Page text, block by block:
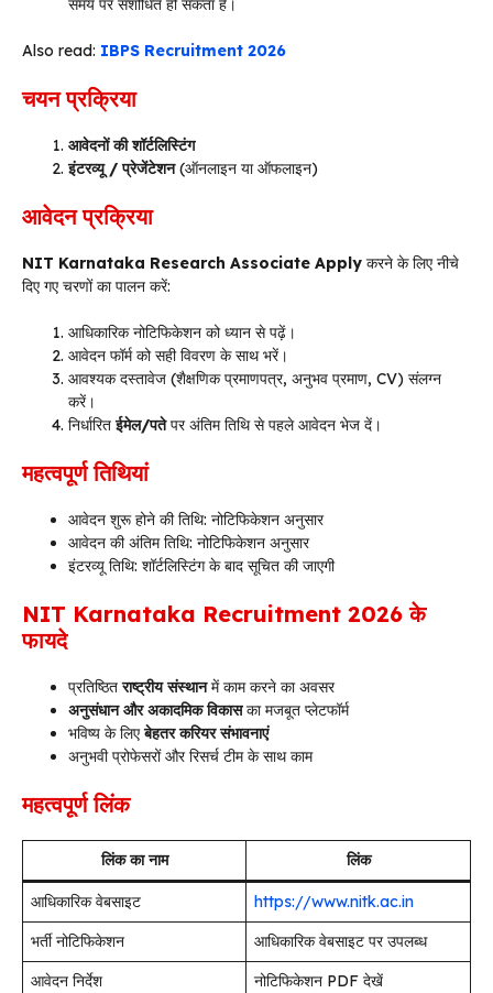
समय पर संशोधित हो सकता है।
Also read: IBPS Recruitment 2026
चयन प्रक्रिया
आवेदनों की शॉर्टलिस्टिंग
इंटरव्यू / प्रेजेंटेशन(ऑनलाइन या ऑफलाइन)
आवेदन प्रक्रिया
NIT Karnataka Research Associate Apply करने के लिए नीचे
दिए गए चरणों का पालन करें:
आधिकारिक नोटिफिकेशन को ध्यान से पढ़ें।
आवेदन फॉर्म को सही विवरण के साथ भरें।
आवश्यक दस्तावेज (शैक्षणिक प्रमाणपत्र, अनुभव प्रमाण, CV) संलग्न
करें।
निर्धारितईमेल/पतेपर अंतिम तिथि से पहले आवेदन भेज दें।
महत्वपूर्ण तिथियां
आवेदन शुरू होने की तिथि: नोटिफिकेशन अनुसार
आवेदन की अंतिम तिथि: नोटिफिकेशन अनुसार
इंटरव्यू तिथि: शॉर्टलिस्टिंग के बाद सूचित की जाएगी
NIT Karnataka Recruitment 2026 के
फायदे
प्रतिष्ठितराष्ट्रीय संस्थानमें काम करने का अवसर
अनुसंधान और अकादमिक विकासका मजबूत प्लेटफॉर्म
भविष्य के लिएबेहतर करियर संभावनाएं
अनुभवी प्रोफेसरों और रिसर्च टीम के साथ काम
महत्वपूर्ण लिंक
लिंक का नाम लिंक
आधिकारिक वेबसाइट
https://www.nitk.ac.in
भर्ती नोटिफिकेशन
आधिकारिक वेबसाइट पर उपलब्ध
आवेदन निर्देश
नोटिफिकेशन PDF देखें